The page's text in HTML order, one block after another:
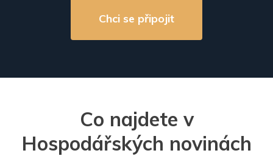
Chci se připojit
Co najdete v
Hospodářských novinách